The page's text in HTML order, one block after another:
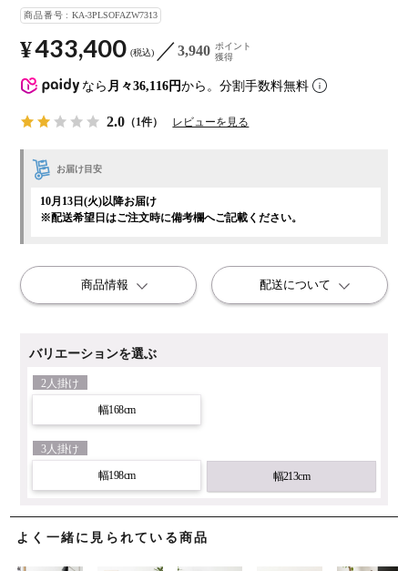
よく一緒に見られている商品
商品番号 KA-3PLSOFAZW7313
なら 月々36,116円から。分割手数料無料
¥433,400 税込 3,940 ポイント
獲得
2.0 （1件） レビューを見る
バリエーションを選ぶ
2人掛け
幅168cm
3人掛け
幅198cm 幅213cm
お届け目安
10月13日(火)以降お届け
※配送希望日はご注文時に備考欄へご記載ください。
商品情報 配送について